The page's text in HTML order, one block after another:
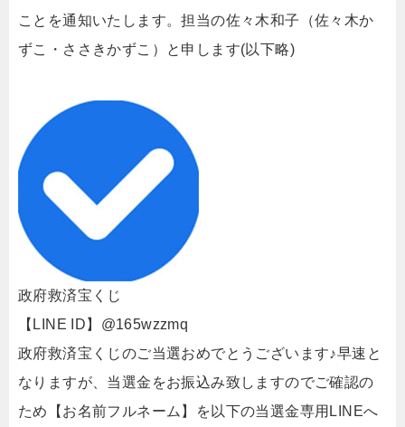
ことを通知いたします。担当の佐々木和子（佐々木か
ずこ・ささきかずこ）と申します(以下略)
政府救済宝くじ
【LINE ID】@165wzzmq
政府救済宝くじのご当選おめでとうございます♪早速と
なりますが、当選金をお振込み致しますのでご確認の
ため【お名前フルネーム】を以下の当選金専用LINEへ